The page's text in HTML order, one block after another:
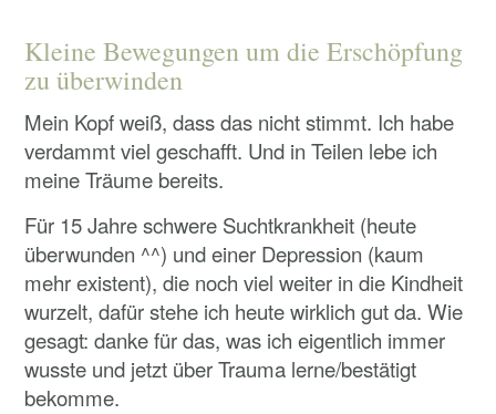
Kleine Bewegungen um die Erschöpfung
zu überwinden
Mein Kopf weiß, dass das nicht stimmt. Ich habe
verdammt viel geschafft. Und in Teilen lebe ich
meine Träume bereits.
Für 15 Jahre schwere Suchtkrankheit (heute
überwunden ^^) und einer Depression (kaum
mehr existent), die noch viel weiter in die Kindheit
wurzelt, dafür stehe ich heute wirklich gut da. Wie
gesagt: danke für das, was ich eigentlich immer
wusste und jetzt über Trauma lerne/bestätigt
bekomme.